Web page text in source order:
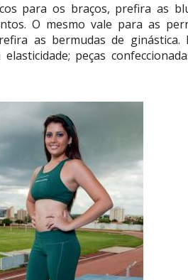
para os braços, prefira as
O mesmo vale para as
as bermudas de
peças